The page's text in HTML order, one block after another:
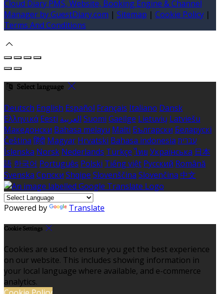
Cloud Diary PMS, Website, Booking Engine & Channel
Manager by GuestDiary.com | Sitemap | Cookie Policy |
Terms And Conditions
Select language
Deutsch English Español Français Italiano Dansk
Ελληνικά Eesti العربية Suomi Gaeilge Lietuvių Latviešu
Македонски Bahasa melayu Malti Български Беларускі
Čeština हिंदी Magyar Hrvatski Bahasa indonesia עברית
Íslenska Norsk Nederlands Türkçe ไทย Українська 日本
語 한국어 Português Polski Tiếng việt Русский Română
Svenska Српски Shqipe Slovenščina Slovenčina 中文
Powered by Translate
Cookie Settings
Cookies are used to ensure you get the best experience
on our website. This includes showing information in
your local language where available, and e-commerce
analytics.